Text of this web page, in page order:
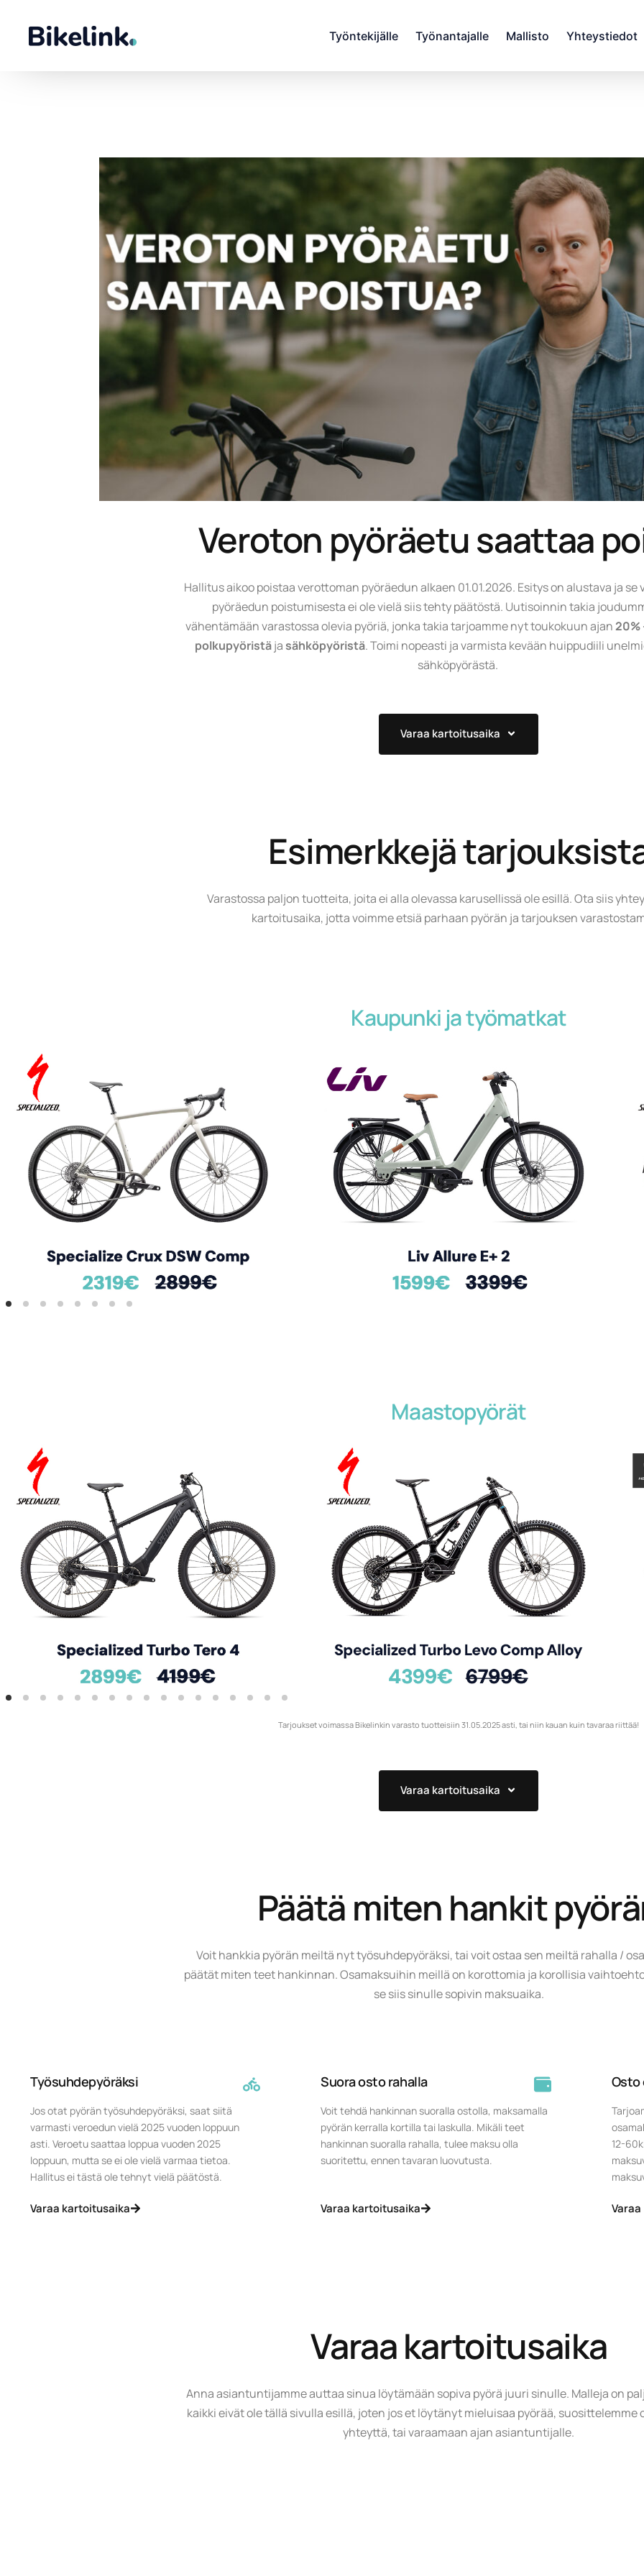
Työntekijälle Työnantajalle Mallisto Yhteystiedot
Veroton pyöräetu saattaa
Hallitus aikoo poistaa verottoman pyöräedun alkaen 01.01.2026. Esitys on alustava ja
pyöräedun poistumisesta ei ole vielä siis tehty päätöstä. Uutisoinnin takia
vähentämään varastossa olevia pyöriä, jonka takia tarjoamme nyt toukokuun ajan20%
polkupyöristäja sähköpyöristä. Toimi nopeasti ja varmista kevään huippudiili
sähköpyörästä.
Varaa kartoitusaika
Esimerkkejä
Varastossa paljon tuotteita, joita ei alla olevassa karusellissä ole esillä. Ota siis
kartoitusaika, jotta voimme etsiä parhaan pyörän ja tarjouksen
Kaupunki ja työmatkat
Maastopyörät
Tarjoukset voimassa Bikelinkin varasto tuotteisiin 31.05.2025 asti, tai niin kauan kuin tavaraa riittää!
Varaa kartoitusaika
Päätä miten hankit
Voit hankkia pyörän meiltä nyt työsuhdepyöräksi, tai voit ostaa sen meiltä rahalla /
päätät miten teet hankinnan. Osamaksuihin meillä on korottomia ja korollisia
se siis sinulle sopivin maksuaika.
Työsuhdepyöräksi
Jos otat pyörän työsuhdepyöräksi, saat siitä
varmasti veroedun vielä 2025 vuoden loppuun
asti. Veroetu saattaa loppua vuoden 2025
loppuun, mutta se ei ole vielä varmaa tietoa.
Hallitus ei tästä ole tehnyt vielä päätöstä.
Varaa kartoitusaika
Suora osto rahalla
Voit tehdä hankinnan suoralla ostolla, maksamalla
pyörän kerralla kortilla tai laskulla. Mikäli teet
hankinnan suoralla rahalla, tulee maksu olla
suoritettu, ennen tavaran luovutusta.
Varaa kartoitusaika
Osto
12-
Varaa kartoitusaika
Anna asiantuntijamme auttaa sinua löytämään sopiva pyörä juuri sinulle. Malleja on
kaikki eivät ole tällä sivulla esillä, joten jos et löytänyt mieluisaa pyörää,
yhteyttä, tai varaamaan ajan asiantuntijalle.